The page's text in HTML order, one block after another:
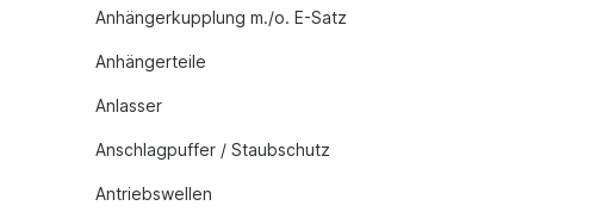
Anhängerkupplung m./o. E-Satz
Anhängerteile
Anlasser
Anschlagpuffer / Staubschutz
Antriebswellen